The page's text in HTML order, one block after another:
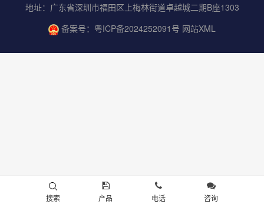
地址：广东省深圳市福田区上梅林街道卓越城二期B座1303
备案号： 粤ICP备2024252091号 网站XML
搜索 产品 电话 咨询